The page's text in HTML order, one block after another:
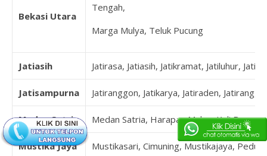
Bekasi Utara
Tengah,
Marga Mulya, Teluk Pucung
Jatiasih Jatirasa, Jatiasih, Jatikramat, Jatiluhur,
Jatisampurna Jatiranggon, Jatikarya, Jatiraden,
Medan Satria Medan Satria, Harapan Mulya, Kali Baru,
Mustika Jaya Mustikasari, Cimuning, Mustikajaya,